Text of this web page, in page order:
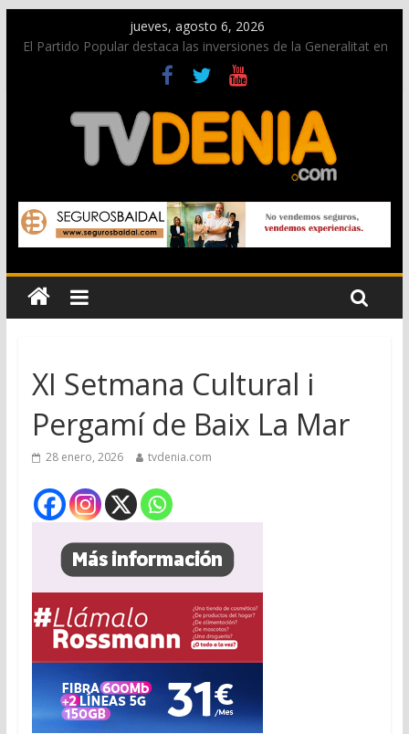
jueves, agosto 6, 2026
El Partido Popular destaca las inversiones de la Generalitat en
Dénia y la Marina Alta contempladas en los nuevos
presupuestos autonómicos
La Entraeta Festera llena de ambiente la calle Marqués de
Campo con la recepción a la Capitanía Cristiana
El XII Festival de Jazz de Dénia reunirá durante agosto a
figuras nacionales e internacionales en los Jardins de
Los Moros y Cristianos 2026 reciben las llaves de la ciudad y
dan inicio a las fiestas en Dénia
Una nueva campaña anima a la juventud a disfrutar de la
XI Setmana Cultural i
Pergamí de Baix La Mar
28 enero, 2026 tvdenia.com